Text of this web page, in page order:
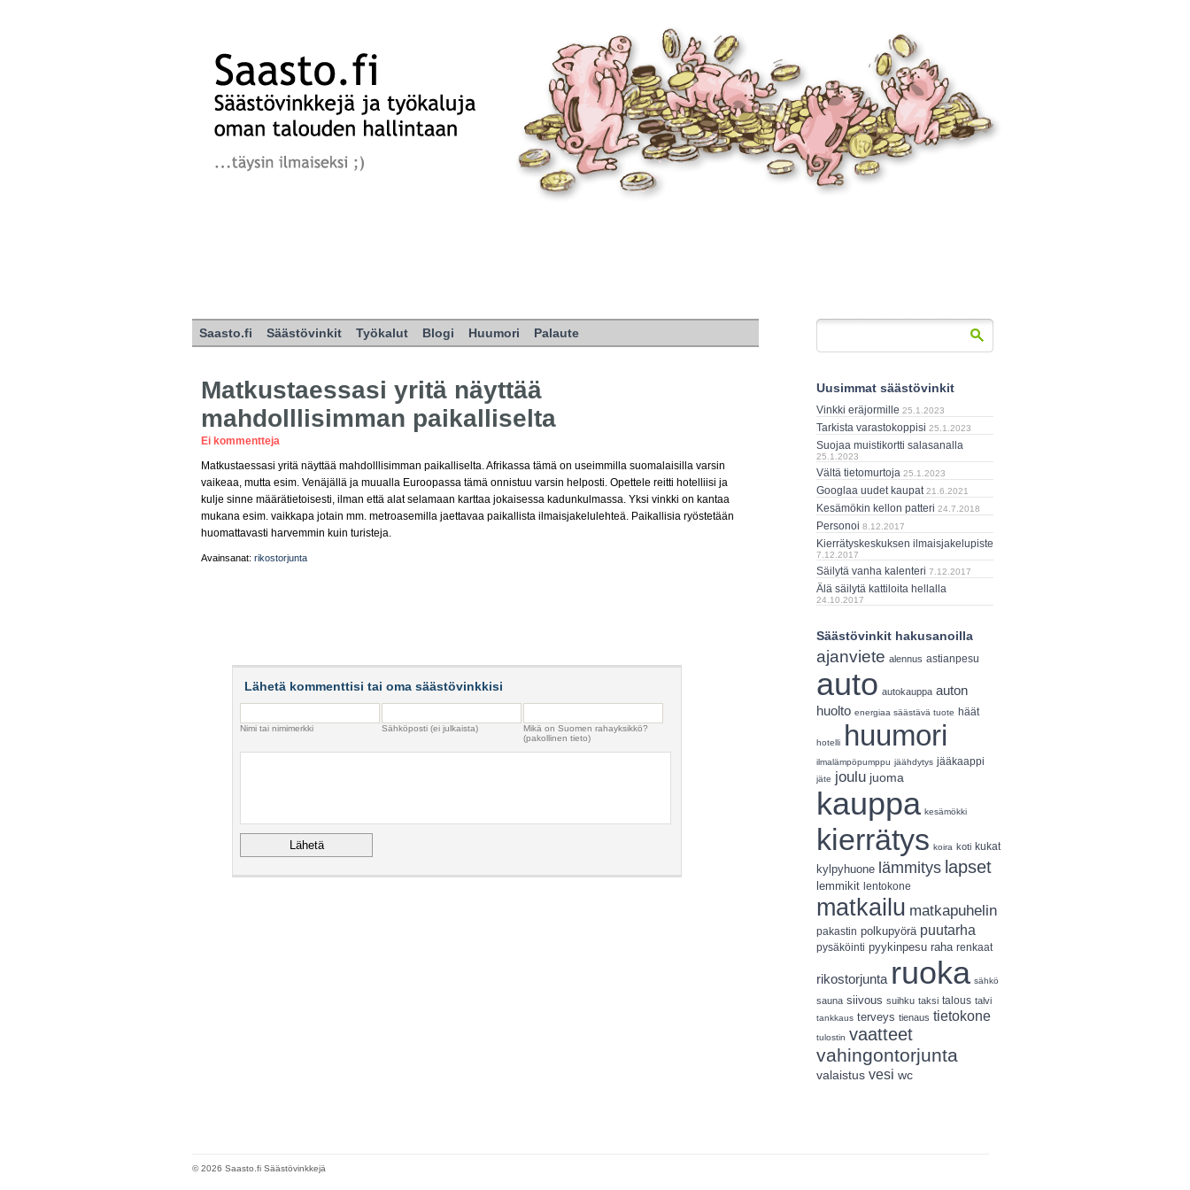
Saasto.fi Säästövinkit Työkalut Blogi Huumori Palaute
Matkustaessasi yritä näyttää
mahdolllisimman paikalliselta
Ei kommentteja
Matkustaessasi yritä näyttää mahdolllisimman paikalliselta. Afrikassa tämä on useimmilla suomalaisilla varsin
vaikeaa, mutta esim. Venäjällä ja muualla Euroopassa tämä onnistuu varsin helposti. Opettele reitti hotelliisi ja
kulje sinne määrätietoisesti, ilman että alat selamaan karttaa jokaisessa kadunkulmassa. Yksi vinkki on kantaa
mukana esim. vaikkapa jotain mm. metroasemilla jaettavaa paikallista ilmaisjakelulehteä. Paikallisia ryöstetään
huomattavasti harvemmin kuin turisteja.
Avainsanat: rikostorjunta
Lähetä kommenttisi tai oma säästövinkkisi
Nimi tai nimimerkki Sähköposti (ei julkaista)
Mikä on Suomen rahayksikkö?
(pakollinen tieto)
Uusimmat säästövinkit
Vinkki eräjormille 25.1.2023
Tarkista varastokoppisi 25.1.2023
Suojaa muistikortti salasanalla
25.1.2023
Vältä tietomurtoja 25.1.2023
Googlaa uudet kaupat 21.6.2021
Kesämökin kellon patteri 24.7.2018
Personoi 8.12.2017
Kierrätyskeskuksen ilmaisjakelupiste
7.12.2017
Säilytä vanha kalenteri 7.12.2017
Älä säilytä kattiloita hellalla
24.10.2017
Säästövinkit hakusanoilla
ajanviete alennus astianpesu
auto autokauppa auton
huolto energiaa säästävä tuote häät
hotelli huumori
ilmalämpöpumppu jäähdytys jääkaappi
jäte joulu juoma
kauppa kesämökki
kierrätys koira koti kukat
kylpyhuone lämmitys lapset
lemmikit lentokone
matkailu matkapuhelin
pakastin polkupyörä puutarha
pysäköinti pyykinpesu raha renkaat
rikostorjunta ruoka sähkö
sauna siivous suihku taksi talous talvi
tankkaus terveys tienaus tietokone
tulostin vaatteet
vahingontorjunta
valaistus vesi wc
© 2026 Saasto.fi Säästövinkkejä